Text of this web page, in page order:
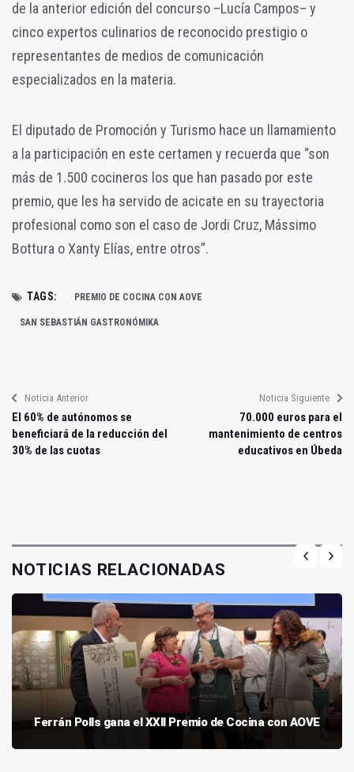
de la anterior edición del concurso –Lucía Campos– y
cinco expertos culinarios de reconocido prestigio o
representantes de medios de comunicación
especializados en la materia.
El diputado de Promoción y Turismo hace un llamamiento
a la participación en este certamen y recuerda que “son
más de 1.500 cocineros los que han pasado por este
premio, que les ha servido de acicate en su trayectoria
profesional como son el caso de Jordi Cruz, Mássimo
Bottura o Xanty Elías, entre otros”.
TAGS: PREMIO DE COCINA CON AOVE
SAN SEBASTIÁN GASTRONÓMIKA
Noticia Anterior
El 60% de autónomos se
beneficiará de la reducción del
30% de las cuotas
Noticia Siguiente
70.000 euros para el
mantenimiento de centros
educativos en Úbeda
NOTICIAS RELACIONADAS
Ferrán Polls gana el XXII Premio de Cocina con AOVE